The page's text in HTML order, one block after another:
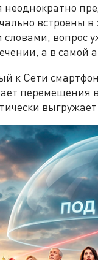
неоднократно
встроены
вопрос
а в самой
к Сети
перемещения